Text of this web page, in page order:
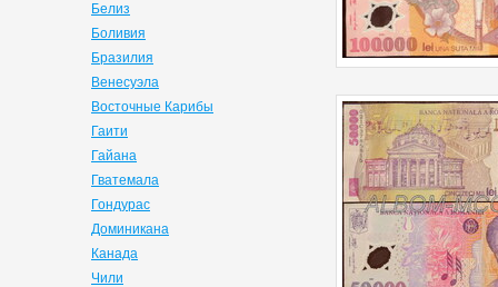
Белиз
Боливия
Бразилия
Венесуэла
Восточные Карибы
Гаити
Гайана
Гватемала
Гондурас
Доминикана
Канада
Чили